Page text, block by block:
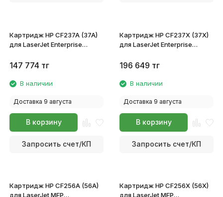
Картридж HP CF237A (37A)
для LaserJet Enterprise
M631/632/633
147 774 тг
В наличии
Доставка 9 августа
В корзину
Запросить счет/КП
Картридж HP CF237X (37X)
для LaserJet Enterprise
M631/632/633
196 649 тг
В наличии
Доставка 9 августа
В корзину
Запросить счет/КП
Картридж HP CF256A (56A)
для LaserJet MFP
Картридж HP CF256X (56X)
для LaserJet MFP